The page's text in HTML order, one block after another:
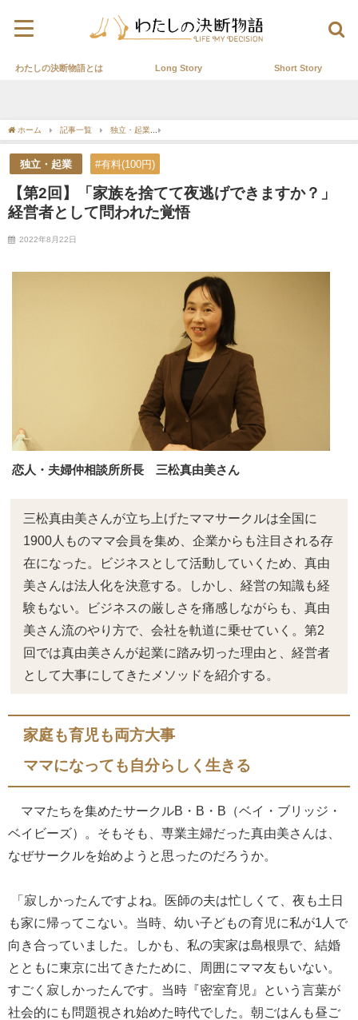
わたしの決断物語とは Long Story Short Story
ホーム 記事一覧 独立・起業
独立・起業 #有料(100円)
【第2回】「家族を捨てて夜逃げできますか？」
経営者として問われた覚悟
2022年8月22日
恋人・夫婦仲相談所所長 三松真由美さん
三松真由美さんが立ち上げたママサークルは全国に
1900人ものママ会員を集め、企業からも注目される存
在になった。ビジネスとして活動していくため、真由
美さんは法人化を決意する。しかし、経営の知識も経
験もない。ビジネスの厳しさを痛感しながらも、真由
美さん流のやり方で、会社を軌道に乗せていく。第2
回では真由美さんが起業に踏み切った理由と、経営者
として大事にしてきたメソッドを紹介する。
家庭も育児も両方大事
ママになっても自分らしく生きる
ママたちを集めたサークルB・B・B（ベイ・ブリッジ・
ベイビーズ）。そもそも、専業主婦だった真由美さんは、
なぜサークルを始めようと思ったのだろうか。
「寂しかったんですよね。医師の夫は忙しくて、夜も土日
も家に帰ってこない。当時、幼い子どもの育児に私が1人で
向き合っていました。しかも、私の実家は島根県で、結婚
とともに東京に出てきたために、周囲にママ友もいない。
すごく寂しかったんです。当時『密室育児』という言葉が
社会的にも問題視され始めた時代でした。朝ごはんも昼ご